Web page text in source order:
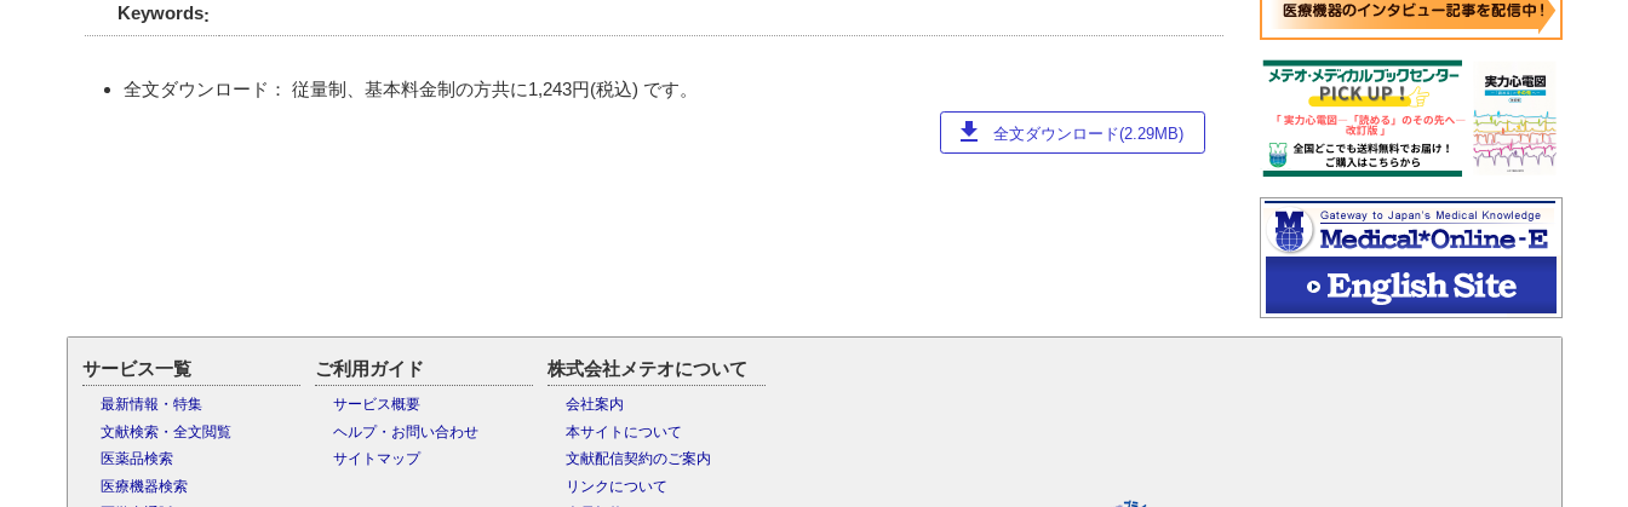
Keywords
全文ダウンロード： 従量制、基本料金制の方共に1,243円(税込) です。
download 全文ダウンロード(2.29MB)
サービス一覧
最新情報・特集
文献検索・全文閲覧
医薬品検索
医療機器検索
ご利用ガイド
サービス概要
ヘルプ・お問い合わせ
サイトマップ
株式会社メテオについて
会社案内
本サイトについて
文献配信契約のご案内
リンクについて